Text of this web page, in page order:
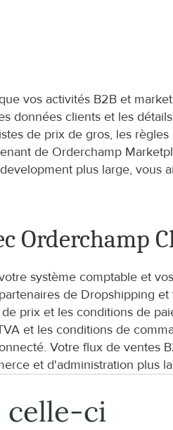
vos activités B2B et
données clients et les
de prix de gros, les
de Orderchamp
plus large, vous
Orderchamp
système comptable et
de Dropshipping
prix et les conditions de
et les conditions de
Votre flux de ventes
et d'administration plus
celle-ci